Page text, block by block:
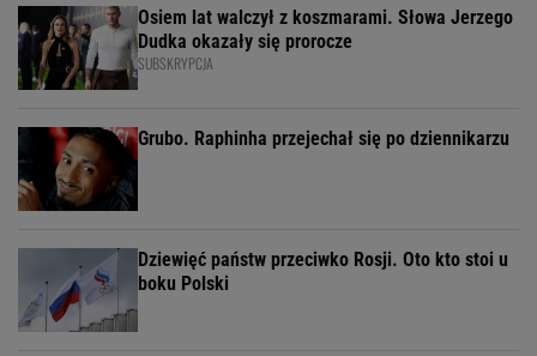
Osiem lat walczył z koszmarami. Słowa Jerzego
Dudka okazały się prorocze
SUBSKRYPCJA
Grubo. Raphinha przejechał się po dziennikarzu
Dziewięć państw przeciwko Rosji. Oto kto stoi u
boku Polski